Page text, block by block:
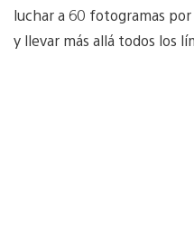
luchar a 60 fotogramas
y llevar más allá todos los